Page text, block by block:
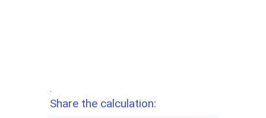
Share the calculation: